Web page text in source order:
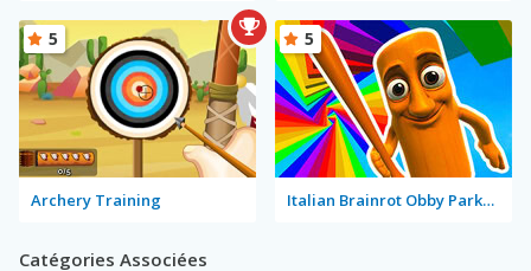
Archery Training
5
Italian Brainrot Obby Parkour
5
Catégories Associées